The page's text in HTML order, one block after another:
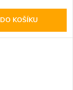
DO KOŠÍKU